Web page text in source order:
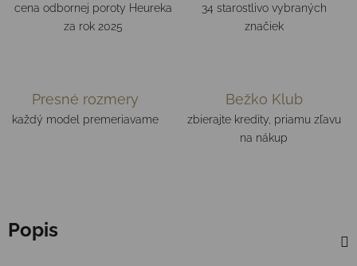
cena odbornej poroty Heureka
za rok 2025
34 starostlivo vybraných
značiek
Presné rozmery
každý model premeriavame
Bežko Klub
zbierajte kredity, priamu zľavu
na nákup
Popis